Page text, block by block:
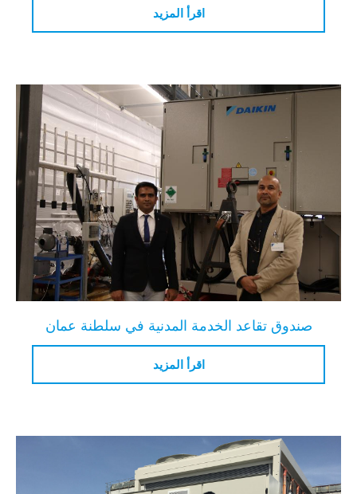
اقرأ المزيد
صندوق تقاعد الخدمة المدنية في سلطنة عمان
اقرأ المزيد